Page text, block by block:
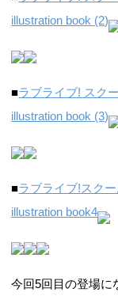
illustration book (2)
■ラブライブ! スク
illustration book (3)
■ラブライブ!スク
illustration book4
今回5回目の登場に